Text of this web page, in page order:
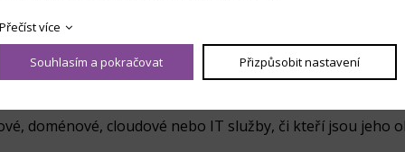
Vaše osobní údaje můžeme za výše uvedenými účely
doménové, cloudové nebo IT služby, či kteří jsou jeho
Přečíst více
Souhlasím a pokračovat Přizpůsobit nastavení